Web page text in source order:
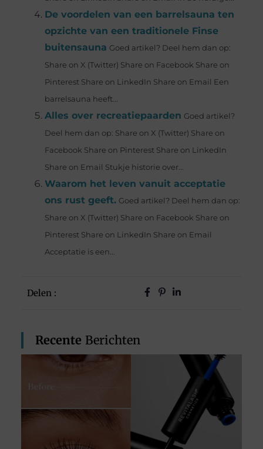
Delen :
Recente Berichten
De voordelen van een barrelsauna ten
opzichte van een traditionele Finse
buitensauna Goed artikel? Deel hem dan op:
Share on X (Twitter) Share on Facebook Share on
Pinterest Share on LinkedIn Share on Email Een
barrelsauna heeft...
Alles over recreatiepaarden Goed artikel?
Deel hem dan op: Share on X (Twitter) Share on
Facebook Share on Pinterest Share on LinkedIn
Share on Email Stukje historie over...
Waarom het leven vanuit acceptatie
ons rust geeft. Goed artikel? Deel hem dan op:
Share on X (Twitter) Share on Facebook Share on
Pinterest Share on LinkedIn Share on Email
Acceptatie is een...